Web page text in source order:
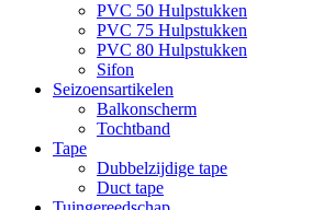
PVC 50 Hulpstukken
PVC 75 Hulpstukken
PVC 80 Hulpstukken
Sifon
Seizoensartikelen
Balkonscherm
Tochtband
Tape
Dubbelzijdige tape
Duct tape